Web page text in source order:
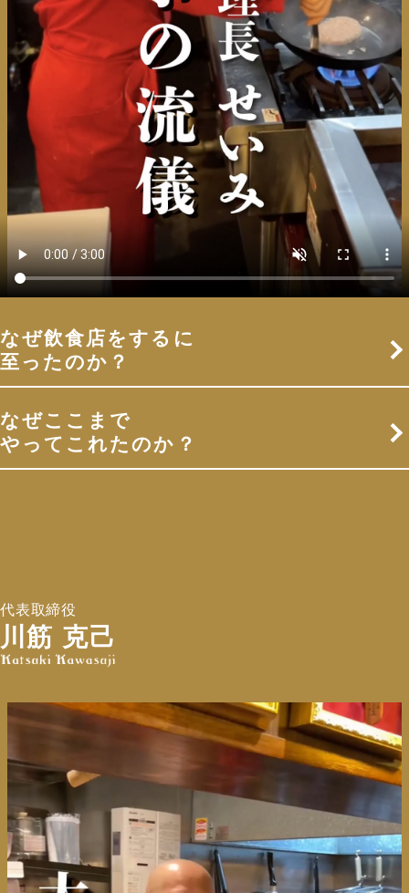
なぜ飲食店をするに
至ったのか？
なぜここまで
やってこれたのか？
代表取締役
川筋 克己